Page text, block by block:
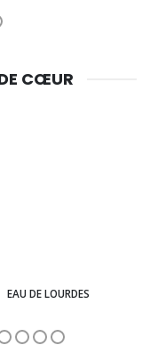
CŒUR
EAU DE LOURDES